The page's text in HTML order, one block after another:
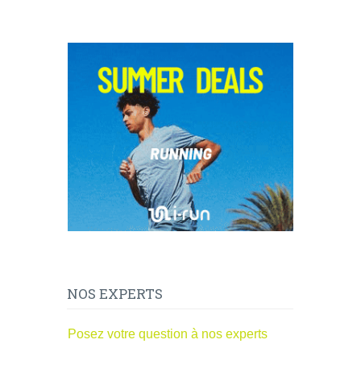
NOS EXPERTS
Posez votre question à nos experts